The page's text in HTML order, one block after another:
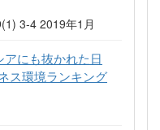
3-4 2019年1月
にも抜かれた日
ス環境ランキング